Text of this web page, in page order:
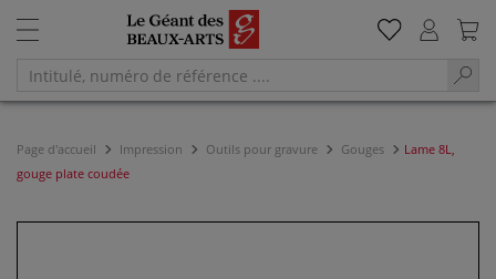
Page d'accueil Impression Outils pour gravure Gouges
Lame 8L,
gouge plate coudée